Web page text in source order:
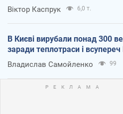
Віктор Каспрук 6,0 т.
В Києві вирубали понад 300
заради теплотраси і
Владислав Самойленко 99